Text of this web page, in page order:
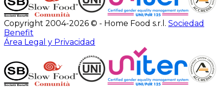
Copyright 2004-2026 © - Home Food s.r.l. Sociedad
Benefit
Área Legal y Privacidad